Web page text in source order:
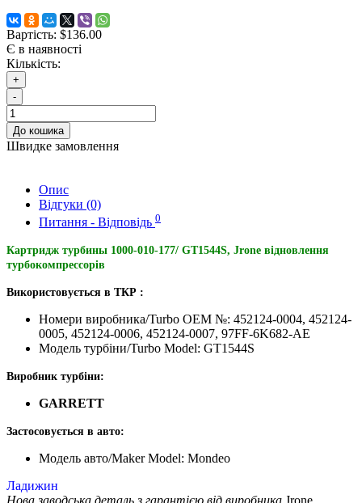
Вартість: $136.00
Є в наявності
Кількість:
+
-
До кошика
Швидке замовлення
Опис
Відгуки (0)
Питання - Відповідь 0
Картридж турбины 1000-010-177/ GT1544S, Jrone відновлення
турбокомпрессорів
Використовується в ТКР :
Номери виробника/Turbo OEM №: 452124-0004, 452124-
0005, 452124-0006, 452124-0007, 97FF-6K682-AE
Модель турбіни/Turbo Model: GT1544S
Виробник турбіни:
GARRETT
Застосовується в авто:
Модель авто/Maker Model: Mondeo
Ладижин